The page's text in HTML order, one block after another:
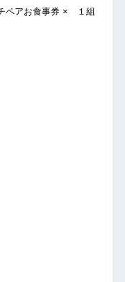
ペアお食事券 × １組